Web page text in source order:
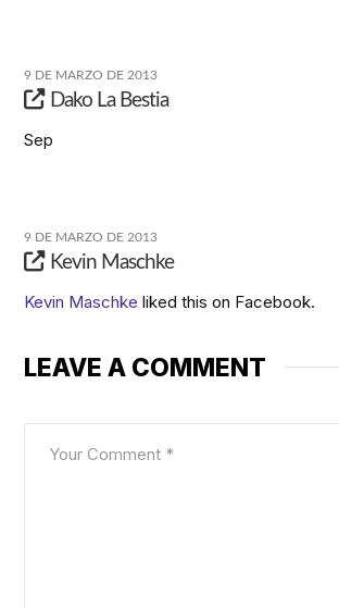
9 DE MARZO DE 2013
Dako La Bestia
Sep
9 DE MARZO DE 2013
Kevin Maschke
Kevin Maschke liked this on Facebook.
LEAVE A COMMENT